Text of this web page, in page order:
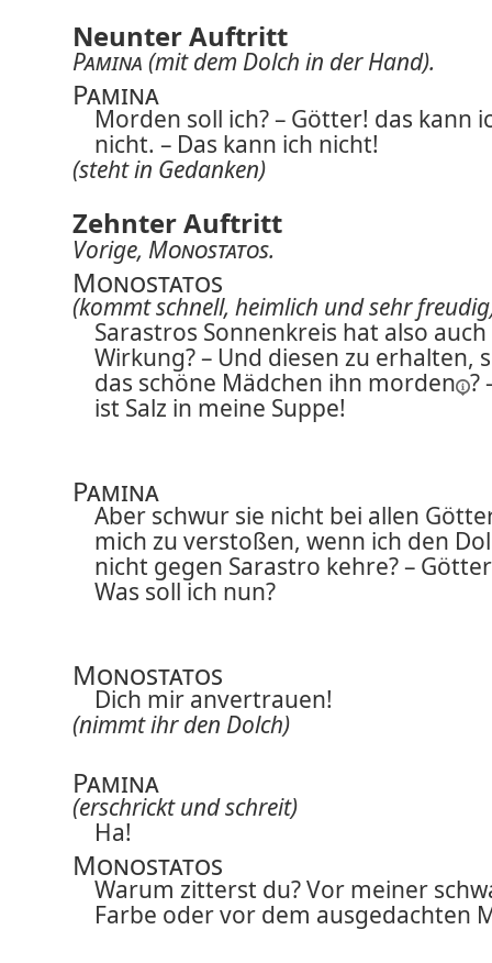
Neunter Auftritt
Pamina (mit dem Dolch in der Hand).
Pamina
Morden soll ich? – Götter! das kann
nicht. – Das kann ich nicht!
(steht in Gedanken)
Zehnter Auftritt
Vorige, Monostatos.
Monostatos
(kommt schnell, heimlich und sehr
Sarastros Sonnenkreis hat also
Wirkung? – Und diesen zu erhalten,
das schöne Mädchen ihn morden ?
ist Salz in meine Suppe!
Pamina
Aber schwur sie nicht bei allen
mich zu verstoßen, wenn ich den
nicht gegen Sarastro kehre? –
Was soll ich nun?
Monostatos
Dich mir anvertrauen!
(nimmt ihr den Dolch)
Pamina
(erschrickt und schreit)
Ha!
Monostatos
Warum zitterst du? Vor meiner
Farbe oder vor dem ausgedachten